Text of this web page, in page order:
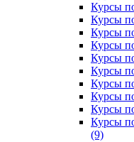
Курсы
Курсы
Курсы
Курсы
Курсы
Курсы
Курсы
Курсы
Курсы
Курсы
(9)